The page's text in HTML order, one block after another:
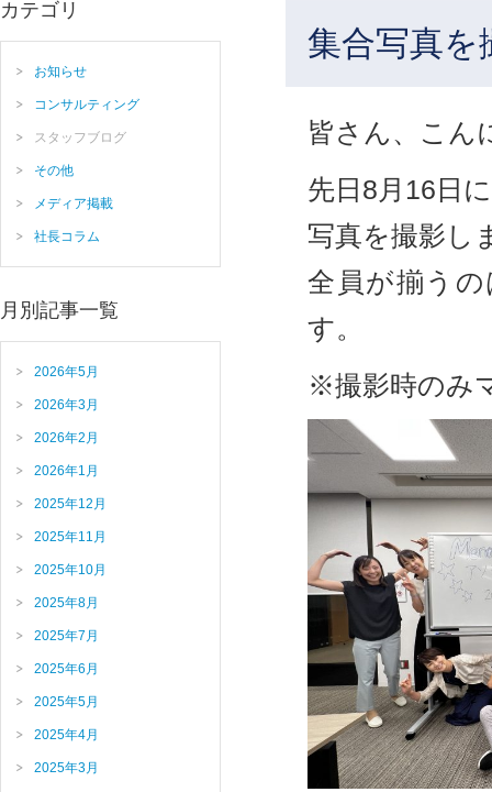
集合写真を
皆さん、こん
先日8月16日
写真を撮影し
全員が揃う
す。
※撮影時のみ
カテゴリ
お知らせ
コンサルティング
スタッフブログ
その他
メディア掲載
社長コラム
月別記事一覧
2026年5月
2026年3月
2026年2月
2026年1月
2025年12月
2025年11月
2025年10月
2025年8月
2025年7月
2025年6月
2025年5月
2025年4月
2025年3月